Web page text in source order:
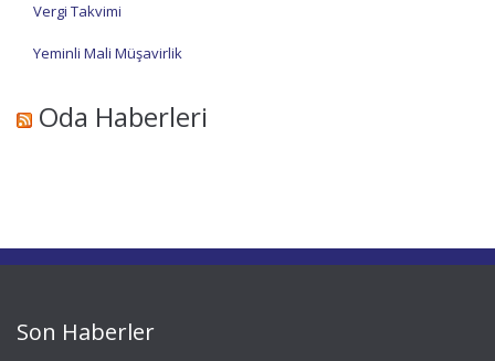
Vergi Takvimi
Yeminli Mali Müşavirlik
Oda Haberleri
Son Haberler